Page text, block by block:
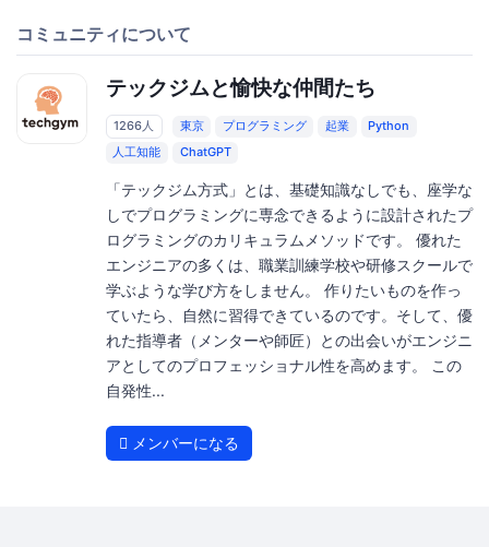
コミュニティについて
テックジムと愉快な仲間たち
1266人 東京 プログラミング 起業
Python
人工知能
ChatGPT
「テックジム方式」とは、基礎知識なしでも、座学な
しでプログラミングに専念できるように設計されたプ
ログラミングのカリキュラムメソッドです。 優れた
エンジニアの多くは、職業訓練学校や研修スクールで
学ぶような学び方をしません。 作りたいものを作っ
ていたら、自然に習得できているのです。そして、優
れた指導者（メンターや師匠）との出会いがエンジニ
アとしてのプロフェッショナル性を高めます。 この
自発性...
メンバーになる